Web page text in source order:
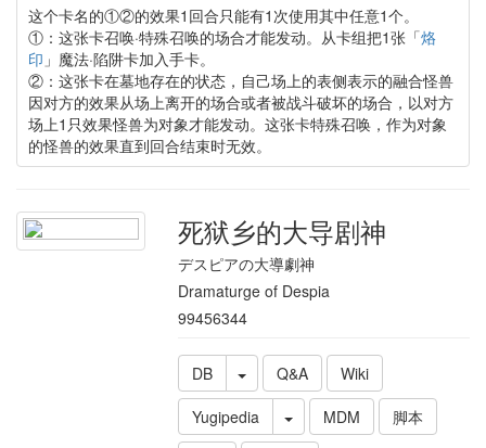
这个卡名的①②的效果1回合只能有1次使用其中任意1个。
①：这张卡召唤·特殊召唤的场合才能发动。从卡组把1张「烙
印 」魔法·陷阱卡加入手卡。
②：这张卡在墓地存在的状态，自己场上的表侧表示的融合怪兽
因对方的效果从场上离开的场合或者被战斗破坏的场合，以对方
场上1只效果怪兽为对象才能发动。这张卡特殊召唤，作为对象
的怪兽的效果直到回合结束时无效。
死狱乡的大导剧神
デスピアの大導劇神
Dramaturge of Despia
99456344
DB Q&A
Wiki
Yugipedia
MDM
脚本